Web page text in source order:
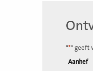
"*" geeft
Aanhef